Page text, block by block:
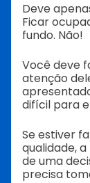
Deve
Ficar
fundo. Não!
Você deve
atenção
difícil para
Se estiver
qualidade,
de uma
precisa